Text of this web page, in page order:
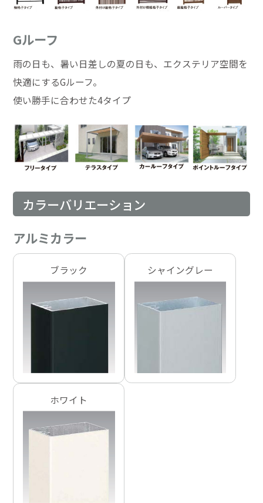
Gルーフ
雨の日も、暑い日差しの夏の日も、エクステリア空間を
快適にするGルーフ。
使い勝手に合わせた4タイプ
カラーバリエーション
アルミカラー
ブラック シャイングレー
ホワイト